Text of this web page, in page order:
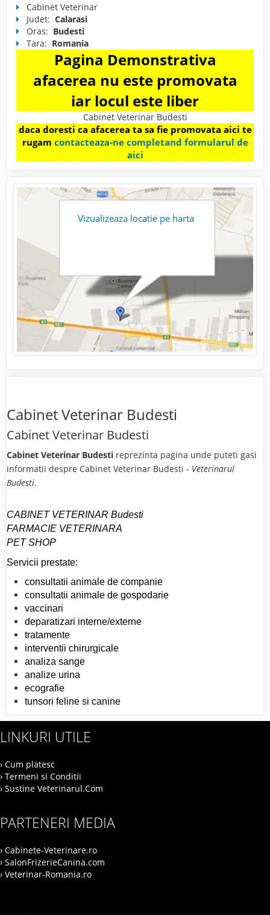
Cabinet Veterinar
Judet: Calarasi
Oras: Budesti
Tara: Romania
Pagina Demonstrativa
afacerea nu este promovata
iar locul este liber
Cabinet Veterinar Budesti
daca doresti ca afacerea ta sa fie promovata aici te
rugam contacteaza-ne completand formularul de
aici
Vizualizeaza locatie pe harta
Cabinet Veterinar Budesti
Cabinet Veterinar Budesti
Cabinet Veterinar Budesti reprezinta pagina unde puteti gasi
informatii despre Cabinet Veterinar Budesti - Veterinarul
Budesti.
CABINET VETERINAR Budesti
FARMACIE VETERINARA
PET SHOP
Servicii prestate:
consultatii animale de companie
consultatii animale de gospodarie
vaccinari
deparatizari interne/externe
tratamente
interventii chirurgicale
analiza sange
analize urina
ecografie
tunsori feline si canine
LINKURI UTILE
› Cum platesc
› Termeni si Conditii
› Sustine Veterinarul.Com
PARTENERI MEDIA
› Cabinete-Veterinare.ro
› SalonFrizerieCanina.com
› Veterinar-Romania.ro